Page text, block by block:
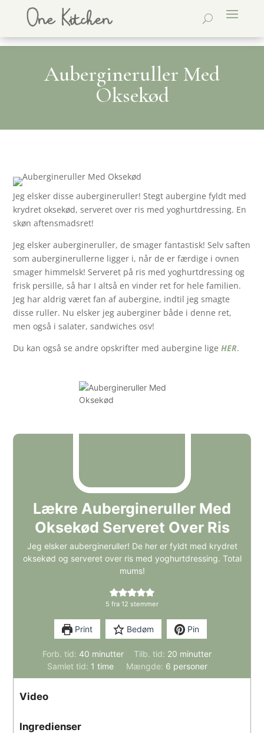
Aubergineruller Med
Oksekød
Jeg elsker disse aubergineruller! Stegt aubergine fyldt med
krydret oksekød, serveret over ris med yoghurtdressing. En
skøn aftensmadsret!
Jeg elsker aubergineruller, de smager fantastisk! Selv saften
som auberginerullerne ligger i, når de er færdige i ovnen
smager himmelsk! Serveret på ris med yoghurtdressing og
frisk persille, så har I altså en vinder ret for hele familien.
Jeg har aldrig været fan af aubergine, indtil jeg smagte
disse ruller. Nu elsker jeg auberginer både i denne ret,
men også i salater, sandwiches osv!
Du kan også se andre opskrifter med aubergine ligeHER.
Lækre Aubergineruller Med
Oksekød Serveret Over Ris
Jeg elsker aubergineruller! De her er fyldt med krydret
oksekød og serveret over ris med yoghurtdressing. Total
mums!
5 fra 12 stemmer
Print Bedøm Pin
Forb. tid: 40 minutter
minutter Tilb. tid: 20 minutter
minutter
Samlet tid: 1 time
time Mængde: 6 personer
Video
Ingredienser